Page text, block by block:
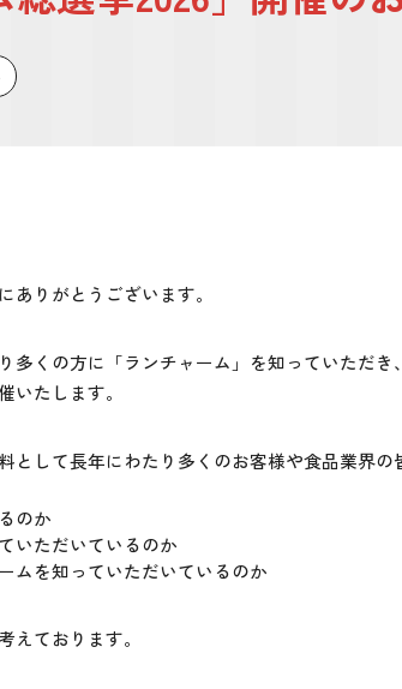
りがとうございます。
多くの方に「ランチャーム」を知っていただ
いたします。
として長年にわたり多くのお客様や食品業界
のか
いただいているのか
ムを知っていただいているのか
えております。